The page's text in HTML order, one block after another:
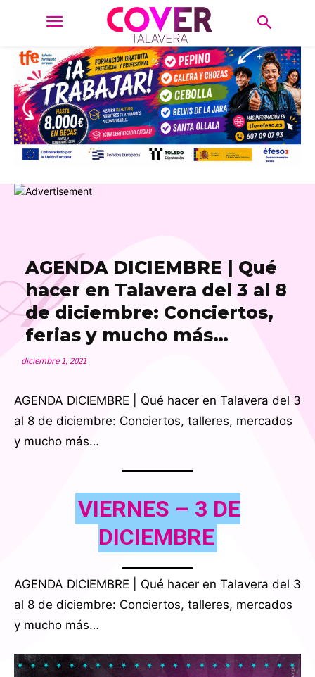
AGENDA DICIEMBRE | Qué
hacer en Talavera del 3 al 8
de diciembre: Conciertos,
ferias y mucho más…
diciembre 1, 2021
AGENDA DICIEMBRE | Qué hacer en Talavera del 3
al 8 de diciembre: Conciertos, talleres, mercados
y mucho más…
VIERNES – 3 DE
DICIEMBRE
AGENDA DICIEMBRE | Qué hacer en Talavera del 3
al 8 de diciembre: Conciertos, talleres, mercados
y mucho más…